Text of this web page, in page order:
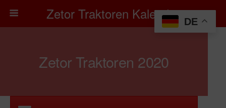
Zetor Traktoren Kalender
Zetor Traktoren 2020
DE